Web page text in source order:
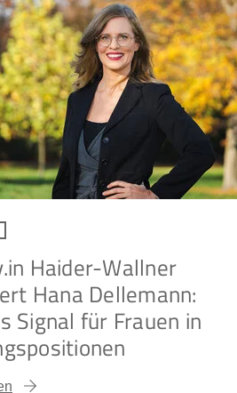
Haider-Wallner
Hana Dellemann:
Signal für Frauen in